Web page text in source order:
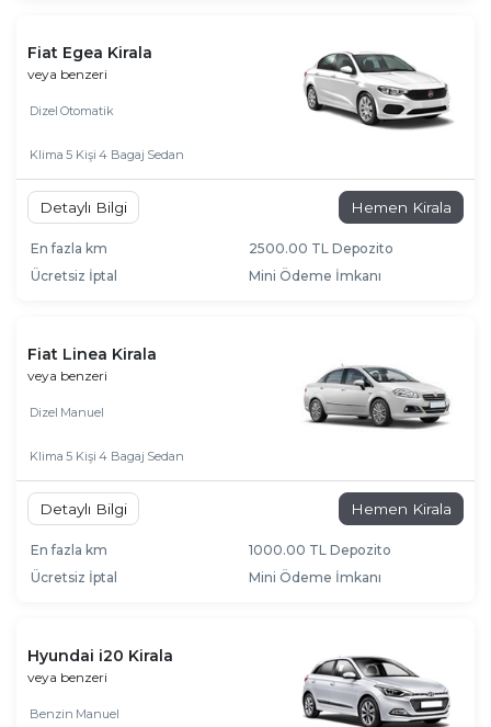
Fiat Egea Kirala
veya benzeri
Dizel Otomatik
Klima 5 Kişi 4 Bagaj Sedan
Detaylı Bilgi Hemen Kirala
En fazla km
2500.00 TL Depozito
Ücretsiz İptal
Mini Ödeme İmkanı
Fiat Linea Kirala
veya benzeri
Dizel Manuel
Klima 5 Kişi 4 Bagaj Sedan
Detaylı Bilgi Hemen Kirala
En fazla km
1000.00 TL Depozito
Ücretsiz İptal
Mini Ödeme İmkanı
Hyundai i20 Kirala
veya benzeri
Benzin Manuel